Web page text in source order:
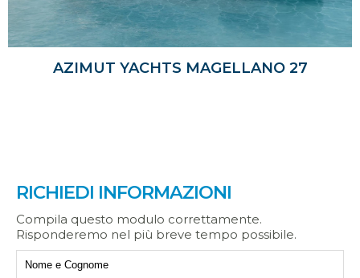
AZIMUT YACHTS MAGELLANO 27
RICHIEDI INFORMAZIONI
Compila questo modulo correttamente.
Risponderemo nel più breve tempo possibile.